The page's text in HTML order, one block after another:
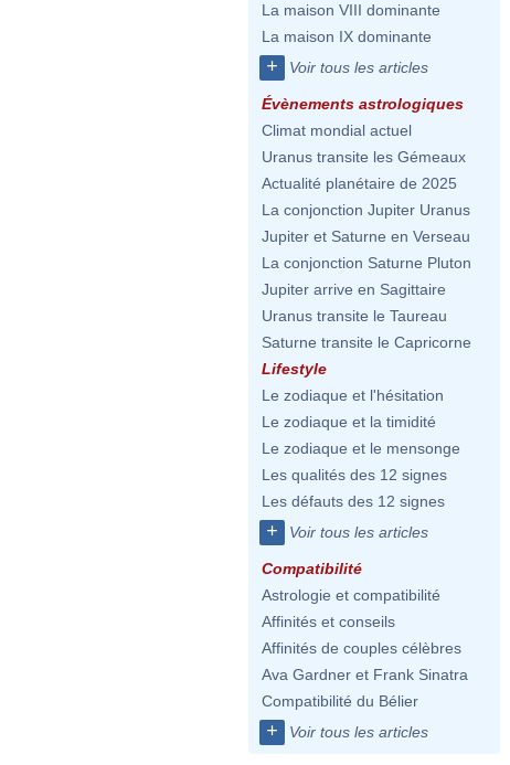
La maison VIII dominante
La maison IX dominante
+ Voir tous les articles
Évènements astrologiques
Climat mondial actuel
Uranus transite les Gémeaux
Actualité planétaire de 2025
La conjonction Jupiter Uranus
Jupiter et Saturne en Verseau
La conjonction Saturne Pluton
Jupiter arrive en Sagittaire
Uranus transite le Taureau
Saturne transite le Capricorne
Lifestyle
Le zodiaque et l'hésitation
Le zodiaque et la timidité
Le zodiaque et le mensonge
Les qualités des 12 signes
Les défauts des 12 signes
+ Voir tous les articles
Compatibilité
Astrologie et compatibilité
Affinités et conseils
Affinités de couples célèbres
Ava Gardner et Frank Sinatra
Compatibilité du Bélier
+ Voir tous les articles